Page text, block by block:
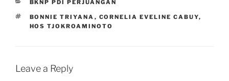
BKNP PDI PERJUANGAN
TAGS
BONNIE TRIYANA , CORNELIA EVELINE CABUY,
HOS TJOKROAMINOTO
Leave a Reply